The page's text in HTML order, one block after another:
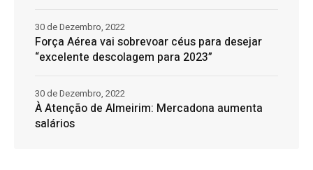
Força Aérea vai sobrevoar céus para desejar
“excelente descolagem para 2023”
30 de Dezembro, 2022
À Atenção de Almeirim: Mercadona aumenta
salários
30 de Dezembro, 2022